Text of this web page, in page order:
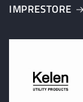
IMPRESTORE